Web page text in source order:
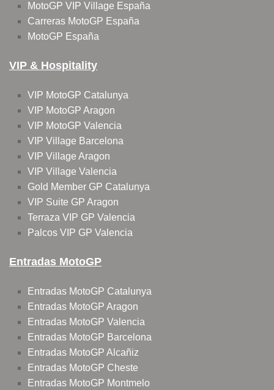
MotoGP VIP Village España
Carreras MotoGP España
MotoGP España
VIP & Hospitality
VIP MotoGP Catalunya
VIP MotoGP Aragon
VIP MotoGP Valencia
VIP Village Barcelona
VIP Village Aragon
VIP Village Valencia
Gold Member GP Catalunya
VIP Suite GP Aragon
Terraza VIP GP Valencia
Palcos VIP GP Valencia
Entradas MotoGP
Entradas MotoGP Catalunya
Entradas MotoGP Aragon
Entradas MotoGP Valencia
Entradas MotoGP Barcelona
Entradas MotoGP Alcañiz
Entradas MotoGP Cheste
Entradas MotoGP Montmelo